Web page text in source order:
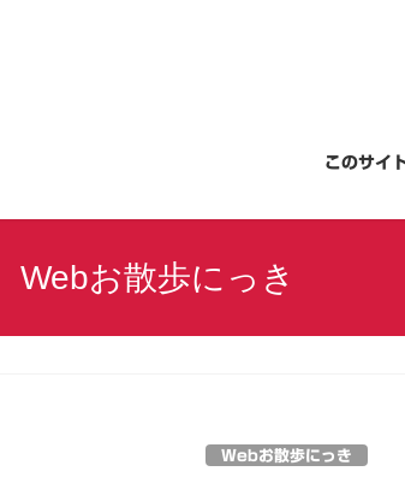
このサイ
Webお散歩にっき
Webお散歩にっき